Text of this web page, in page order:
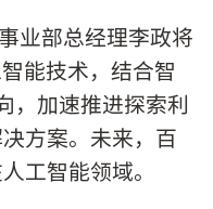
业部总经理李政将
能技术，结合智
，加速推进探索利
方案。未来，百
工智能领域。